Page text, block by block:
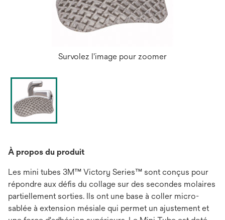
Survolez l'image pour zoomer
À propos du produit
Les mini tubes 3M™ Victory Series™ sont conçus pour
répondre aux défis du collage sur des secondes molaires
partiellement sorties. Ils ont une base à coller micro-
sablée à extension mésiale qui permet un ajustement et